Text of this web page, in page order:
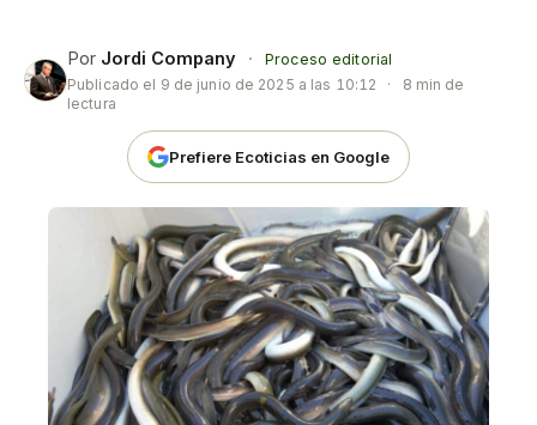
Por Jordi Company ·
Proceso editorial
Publicado el 9 de junio de 2025 a las 10:12 ·
8 min de
lectura
Prefiere Ecoticias en Google